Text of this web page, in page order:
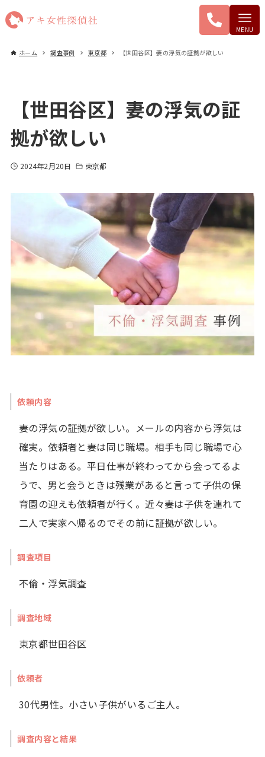
ホーム 調査事例 東京都 【世田谷区】妻の浮気の証拠が欲しい
【世田谷区】妻の浮気の証
拠が欲しい
2024年2月20日 東京都
依頼内容
妻の浮気の証拠が欲しい。メールの内容から浮気は
確実。依頼者と妻は同じ職場。相手も同じ職場で心
当たりはある。平日仕事が終わってから会ってるよ
うで、男と会うときは残業があると言って子供の保
育園の迎えも依頼者が行く。近々妻は子供を連れて
二人で実家へ帰るのでその前に証拠が欲しい。
調査項目
不倫・浮気調査
調査地域
東京都世田谷区
依頼者
30代男性。小さい子供がいるご主人。
調査内容と結果